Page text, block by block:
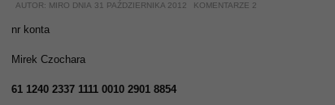
AUTOR: MIRO DNIA 31 PAŹDZIERNIKA 2012 KOMENTARZE 2
nr konta
Mirek Czochara
61 1240 2337 1111 0010 2901 8854